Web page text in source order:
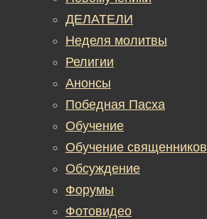
ДЕЛАТЕЛИ
Неделя молитвы
Религии
Анонсы
Победная Пасха
Обучение
Обучение священников
Обсуждение
Форумы
Фотовидео